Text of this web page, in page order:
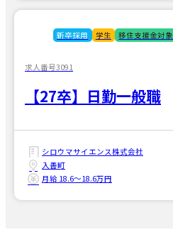
新卒採用 学生 移住支援金対象
求人番号3091
【27卒】日勤一般職
シロウマサイエンス株式会社
入善町
月給 18.6〜18.6万円